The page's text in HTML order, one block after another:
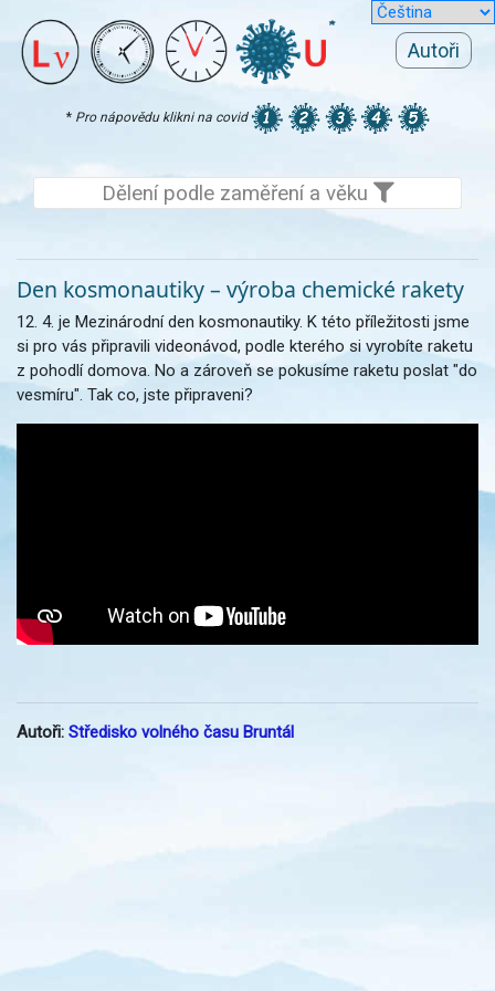
Autoři
* Pro nápovědu klikni na covid
Dělení podle zaměření a věku
Den kosmonautiky – výroba chemické rakety
12. 4. je Mezinárodní den kosmonautiky. K této příležitosti jsme
si pro vás připravili videonávod, podle kterého si vyrobíte raketu
z pohodlí domova. No a zároveň se pokusíme raketu poslat "do
vesmíru". Tak co, jste připraveni?
Autoři: Středisko volného času Bruntál